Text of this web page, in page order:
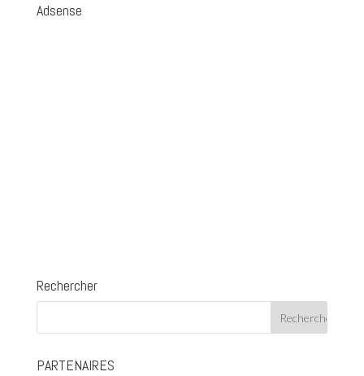
Adsense
Rechercher
PARTENAIRES